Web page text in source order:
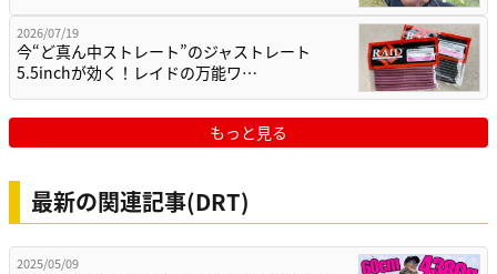
2026/07/19
今“ど真ん中ストレート”のジャストレート
5.5inchが効く！レイドの万能ワ…
もっと見る
最新の関連記事(DRT)
2025/05/09